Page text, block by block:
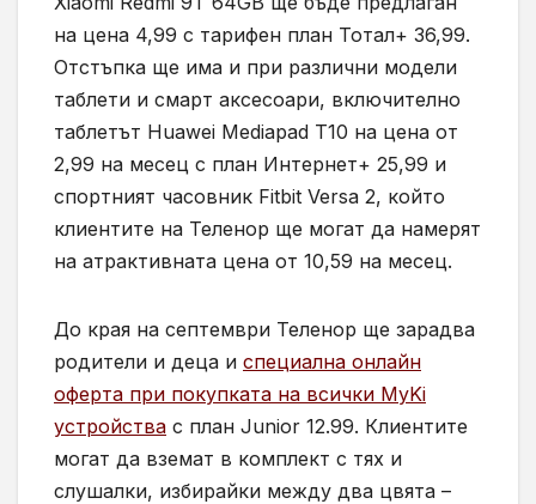
на цена 4,99 с тарифен план Тотал+ 36,99.
Отстъпка ще има и при различни модели
таблети и смарт аксесоари, включително
таблетът Huawei Mediapad T10 на цена от
2,99 на месец с план Интернет+ 25,99 и
спортният часовник Fitbit Versa 2, който
клиентите на Теленор ще могат да намерят
на атрактивната цена от 10,59 на месец.
До края на септември Теленор ще зарадва
родители и деца и специална онлайн
оферта при покупката на всички MyKi
устройства с план Junior 12.99. Клиентите
могат да вземат в комплект с тях и
слушалки, избирайки между два цвята –